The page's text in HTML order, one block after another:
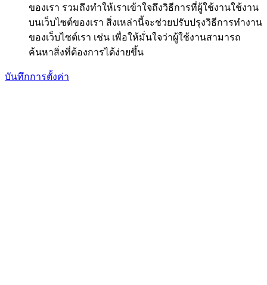
ของเรา รวมถึงทำให้เราเข้าใจถึงวิธีการที่ผู้ใช้งานใช้งาน
บนเว็บไซต์ของเรา สิ่งเหล่านี้จะช่วยปรับปรุงวิธีการทำงาน
ของเว็บไซต์เรา เช่น เพื่อให้มั่นใจว่าผู้ใช้งานสามารถ
ค้นหาสิ่งที่ต้องการได้ง่ายขึ้น
บันทึกการตั้งค่า